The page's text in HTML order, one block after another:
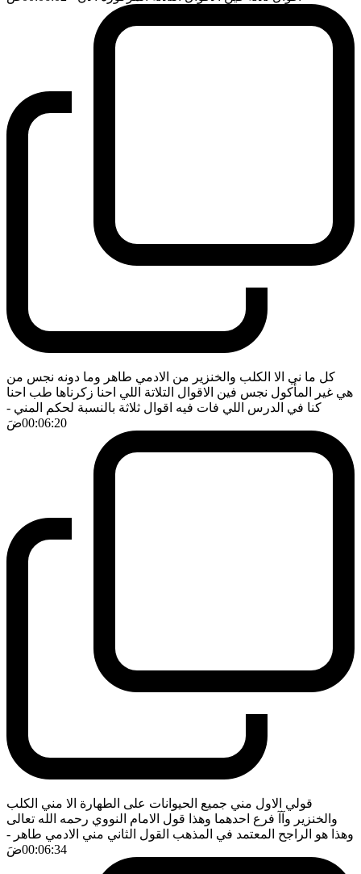
كل ما ني الا الكلب والخنزير من الادمي طاهر وما دونه نجس من
هي غير المأكول نجس فين الاقوال التلاتة اللي احنا زكرناها طب احنا
كنا في الدرس اللي فات فيه اقوال ثلاثة بالنسبة لحكم المني -
00:06:20ضَ
قولي الاول مني جميع الحيوانات على الطهارة الا مني الكلب
والخنزير وآآ فرع احدهما وهذا قول الامام النووي رحمه الله تعالى
وهذا هو الراجح المعتمد في المذهب القول الثاني مني الادمي طاهر -
00:06:34ضَ